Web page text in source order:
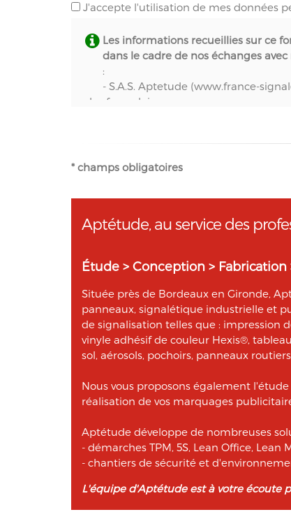
J'accepte l'utilisation de mes données
Les informations recueillies sur ce
dans le cadre de nos échanges avec
:
- S.A.S. Aptetude (www.france-
des formulaires,
- Natural-net (www.natural-net.fr) en
- Kiubi (www.kiubi.com) en qualité
- OVH (www.ovh.com) en qualité
- Sarbacane (www.sarbacane.com)
concernant et les faire rectifier en
* champs obligatoires
Aptétude, au service des
Étude > Conception >
Située près de Bordeaux en Gironde,
panneaux, signalétique industrielle et
de signalisation telles que : impression
vinyle adhésif de couleur Hexis®,
sol, aérosols, pochoirs, panneaux
Nous vous proposons également
réalisation de vos marquages
Aptétude développe de nombreuses
- démarches TPM, 5S, Lean Office,
- chantiers de sécurité et
L'équipe d'Aptétude est à votre écoute